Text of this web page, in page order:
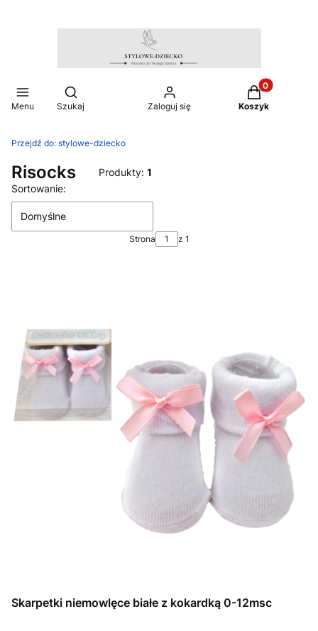
Menu
Otwórz wyszukiwarkę
Szukaj Zaloguj się
Produkty w
Koszyk
Przejdź do: stylowe-dziecko
Risocks Produkty: 1
Lista produktów
Sortowanie:
Domyślne
Strona z 1
Skarpetki niemowlęce białe z kokardką 0-12msc